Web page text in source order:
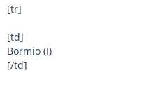
[tr]
[td]
Bormio (I)
[/td]